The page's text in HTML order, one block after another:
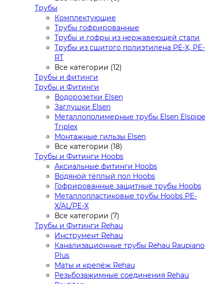
Трубы
Комплектующие
Трубы гофрированные
Трубы и гофры из нержавеющей стали
Трубы из сшитого полиэтилена PE-X, PE-
RT
Все категории (12)
Трубы и фитинги
Трубы и Фитинги
Водорозетки Elsen
Заглушки Elsen
Металлополимерные трубы Elsen Elspipe
Triplex
Монтажные гильзы Elsen
Все категории (18)
Трубы и Фитинги Hoobs
Аксиальные фитинги Hoobs
Водяной тёплый пол Hoobs
Гофрированные защитные трубы Hoobs
Металлопластиковые трубы Hoobs PE-
X/AL/PE-X
Все категории (7)
Трубы и Фитинги Rehau
Инструмент Rehau
Канализационные трубы Rehau Raupiano
Plus
Маты и крепёж Rehau
Резьбозажимные соединения Rehau